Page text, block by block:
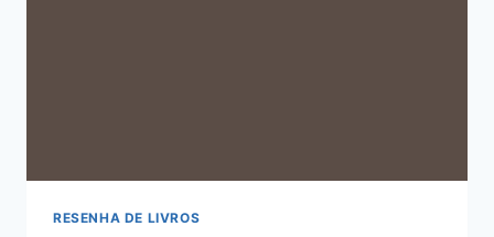
RESENHA DE LIVROS